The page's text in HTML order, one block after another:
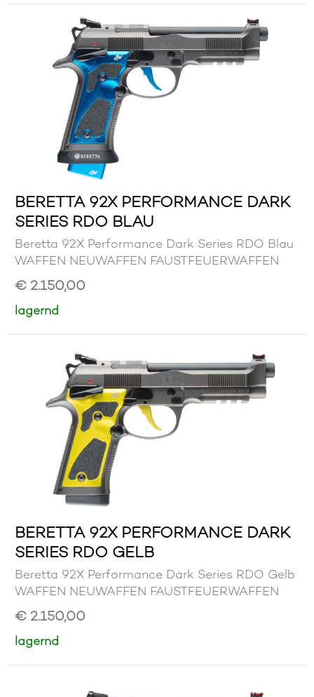
BERETTA 92X PERFORMANCE DARK
SERIES RDO BLAU
Beretta 92X Performance Dark Series RDO Blau
WAFFEN NEUWAFFEN FAUSTFEUERWAFFEN
€ 2.150,00
lagernd
BERETTA 92X PERFORMANCE DARK
SERIES RDO GELB
Beretta 92X Performance Dark Series RDO Gelb
WAFFEN NEUWAFFEN FAUSTFEUERWAFFEN
€ 2.150,00
lagernd